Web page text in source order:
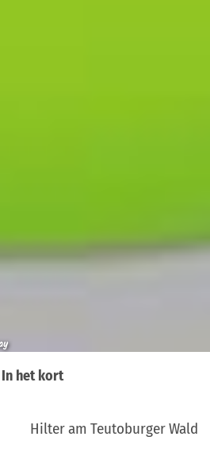
In het kort
Hilter am Teutoburger Wald